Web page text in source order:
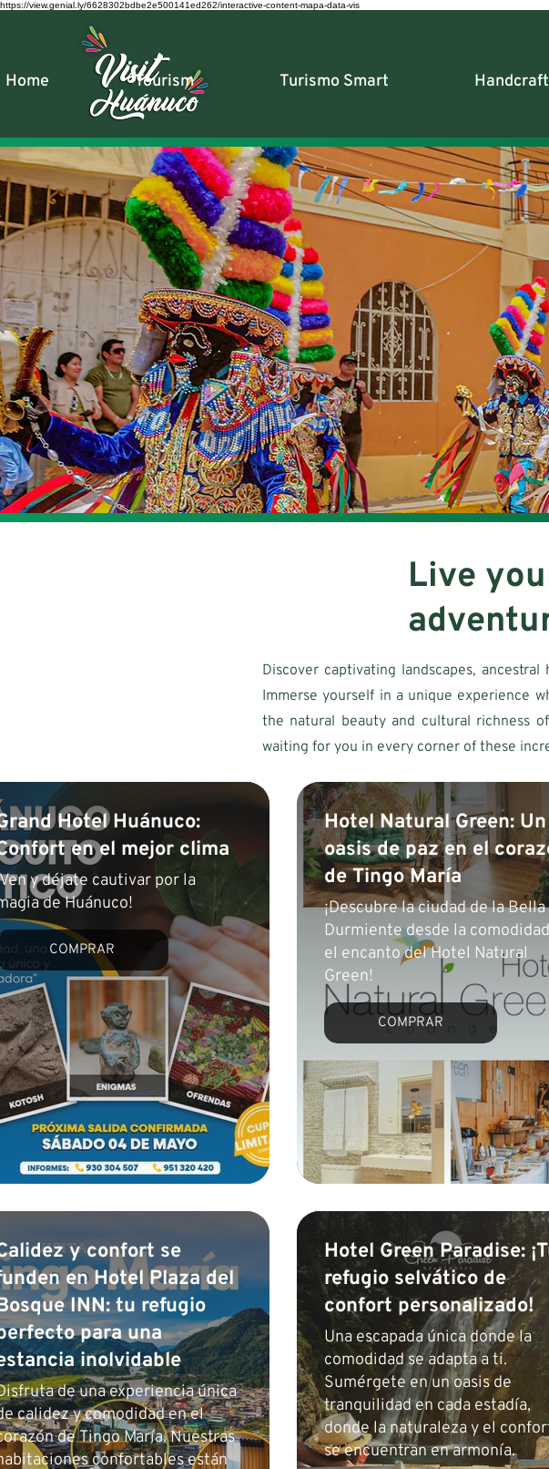
https://view.genial.ly/6628302bdbe2e500141ed262/interactive-content-mapa-data-vis
Home Tourism Turismo Smart Handcraft
Live
Discover captivating landscapes,
Immerse yourself in a unique experience
the natural beauty and cultural richness
waiting for you in every corner of these
Hotel Huánuco:
en el mejor clima
y déjate cautivar por la
de Huánuco!
COMPRAR
Hotel Natural Green: Un
oasis de paz en el
de Tingo María
¡Descubre la ciudad de la Bella
Durmiente desde la
el encanto del Hotel Natural
Green!
COMPRAR
y confort se
en Hotel Plaza del
INN: tu refugio
para una
inolvidable
de una experiencia única
calidez y comodidad en el
de Tingo María. Nuestras
confortables están
Hotel Green Paradise:
refugio selvático de
confort personalizado!
Una escapada única donde la
comodidad se adapta a ti.
Sumérgete en un oasis de
tranquilidad en cada estadía,
donde la naturaleza y el
se encuentran en armonía.